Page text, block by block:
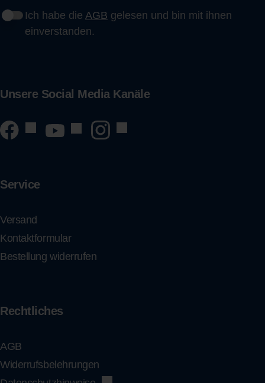
Ich habe die AGB gelesen und bin mit ihnen
einverstanden.
Service
Versand
Kontaktformular
Bestellung widerrufen
Rechtliches
AGB
Widerrufsbelehrungen
Unsere Social Media Kanäle